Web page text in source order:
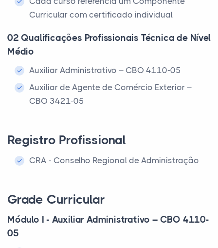
Curricular com certificado individual
02 Qualificações Profissionais Técnica de Nível
Médio
Auxiliar Administrativo – CBO 4110-05
Auxiliar de Agente de Comércio Exterior –
CBO 3421-05
Registro Profissional
CRA - Conselho Regional de Administração
Grade Curricular
Módulo I - Auxiliar Administrativo – CBO 4110-
05